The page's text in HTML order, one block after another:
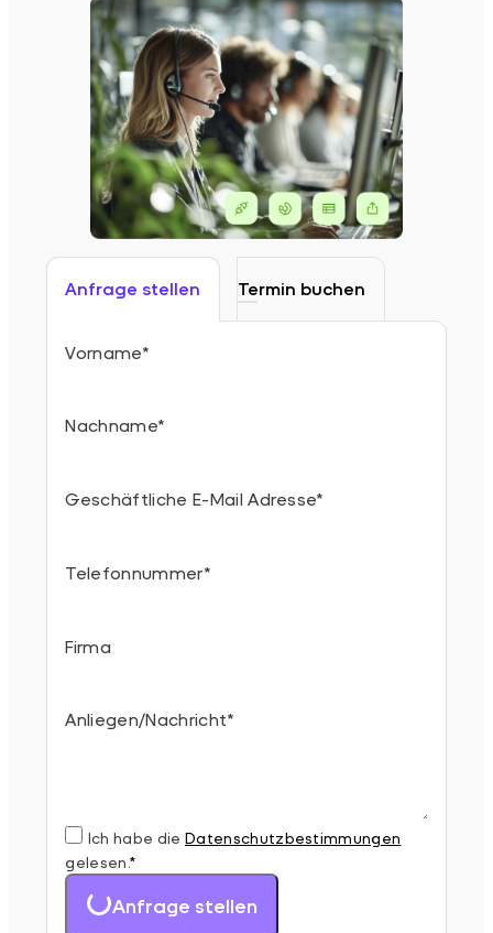
Anfrage stellen Termin buchen
Vorname*
Nachname*
Geschäftliche E-Mail Adresse*
Telefonnummer*
Firma
Anliegen/Nachricht*
Ich habe die Datenschutz­bestimmungen
gelesen.*
Anfrage stellen